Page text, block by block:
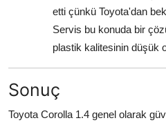
etti çünkü Toyota'dan
Servis bu konuda bir
plastik kalitesinin düşük
Sonuç
Toyota Corolla 1.4 genel olarak